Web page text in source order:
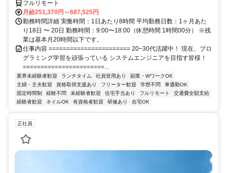
フルリモート
月給251,370円～687,525円
勤務時間詳細 実働時間：1日あたり8時間 平均勤務日数：1ヶ月あた
り18日 〜 20日 勤務時間：9:00〜18:00（休憩時間 1時間00分） ※残
業は基本月20時間以下です。
仕事内容 ======================= 20−30代活躍中！ 現在、プロ
グラミング学習を頑張っている システムエンジニアを目指す皆様！
=======================...
業界未経験者歓迎 ランチタイム 社員登用あり
副業・WワークOK
主婦・主夫歓迎
資格取得支援あり フリーター歓迎 学歴不問
車通勤OK
固定時間制
経験不問 未経験者歓迎 住宅手当あり フルリモート
交通費全額支給
経験者歓迎
ネイルOK 有資格者歓迎 研修あり 在宅OK
正社員